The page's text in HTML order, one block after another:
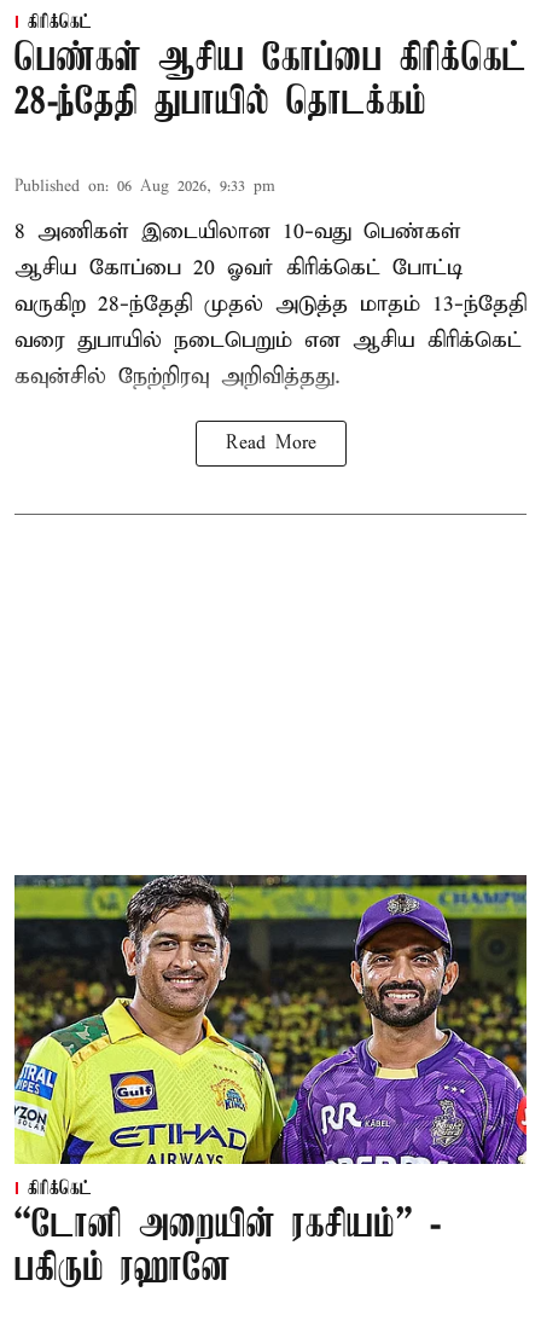
கிரிக்கெட்
பெண்கள் ஆசிய கோப்பை கிரிக்கெட்
28-ந்தேதி துபாயில் தொடக்கம்
Published on: 06 Aug 2026, 9:33 pm
8 அணிகள் இடையிலான 10-வது பெண்கள்
ஆசிய கோப்பை 20 ஓவர் கிரிக்கெட் போட்டி
வருகிற 28-ந்தேதி முதல் அடுத்த மாதம் 13-ந்தேதி
வரை துபாயில் நடைபெறும் என ஆசிய கிரிக்கெட்
கவுன்சில் நேற்றிரவு அறிவித்தது.
Read More
கிரிக்கெட்
“டோனி அறையின் ரகசியம்” -
பகிரும் ரஹானே